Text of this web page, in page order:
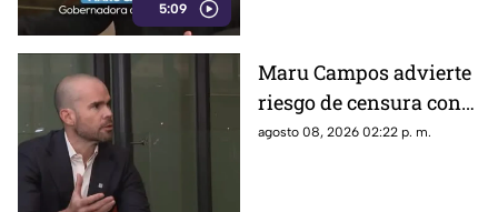
5:09
Maru Campos advierte
riesgo de censura con
nuevos lineamientos
agosto 08, 2026 02:22 p. m.